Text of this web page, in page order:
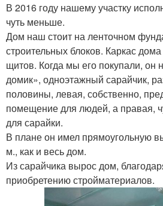
В 2016 году нашему участку
чуть меньше.
Дом наш стоит на ленточном
строительных блоков. Каркас
щитов. Когда мы его покупали, он
домик», одноэтажный сарайчик,
половины, левая, собственно,
помещение для людей, а правая,
для сарайки.
В плане он имел прямоугольную
м., как и весь дом.
Из сарайчика вырос дом,
приобретению стройматериалов.